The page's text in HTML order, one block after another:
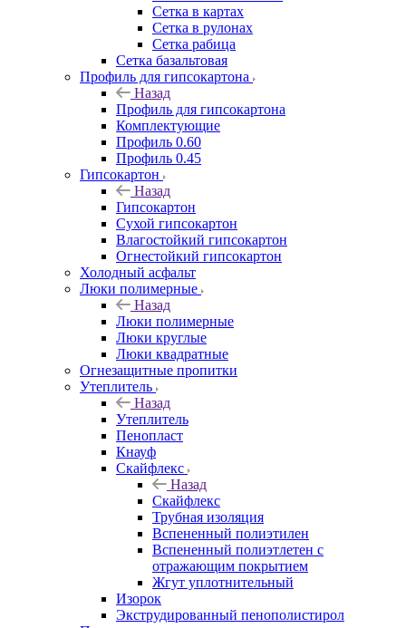
Сетка в картах
Сетка в рулонах
Сетка рабица
Сетка базальтовая
Профиль для гипсокартона
Назад
Профиль для гипсокартона
Комплектующие
Профиль 0.60
Профиль 0.45
Гипсокартон
Назад
Гипсокартон
Сухой гипсокартон
Влагостойкий гипсокартон
Огнестойкий гипсокартон
Холодный асфальт
Люки полимерные
Назад
Люки полимерные
Люки круглые
Люки квадратные
Огнезащитные пропитки
Утеплитель
Назад
Утеплитель
Пенопласт
Кнауф
Скайфлекс
Назад
Скайфлекс
Трубная изоляция
Вспененный полиэтилен
Вспененный полиэтлетен с
отражающим покрытием
Жгут уплотнительный
Изорок
Экструдированный пенополистирол